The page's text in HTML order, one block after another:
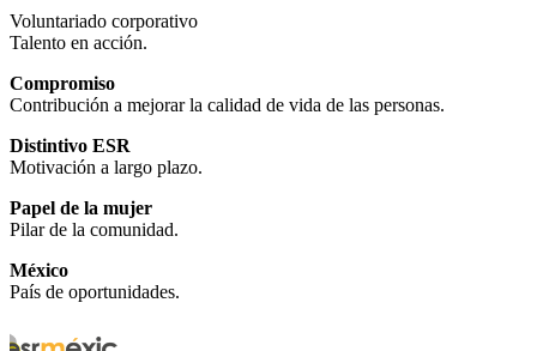
Voluntariado corporativo
Talento en acción.
Compromiso
Contribución a mejorar la calidad de vida de las personas.
Distintivo ESR
Motivación a largo plazo.
Papel de la mujer
Pilar de la comunidad.
México
País de oportunidades.